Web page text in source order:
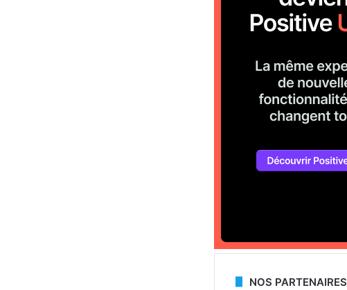
NOS PARTENAIRES